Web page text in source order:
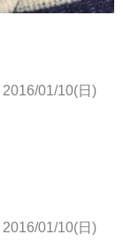
2016/01/10(日)
2016/01/10(日)